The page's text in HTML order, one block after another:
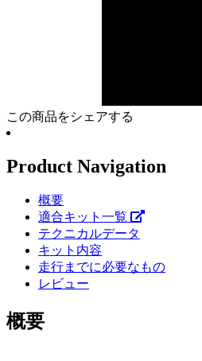
この商品をシェアする
Product Navigation
概要
適合キット一覧
テクニカルデータ
キット内容
走行までに必要なもの
レビュー
概要